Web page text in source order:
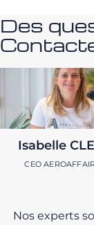
Des
Isabelle
CEO
Nos experts